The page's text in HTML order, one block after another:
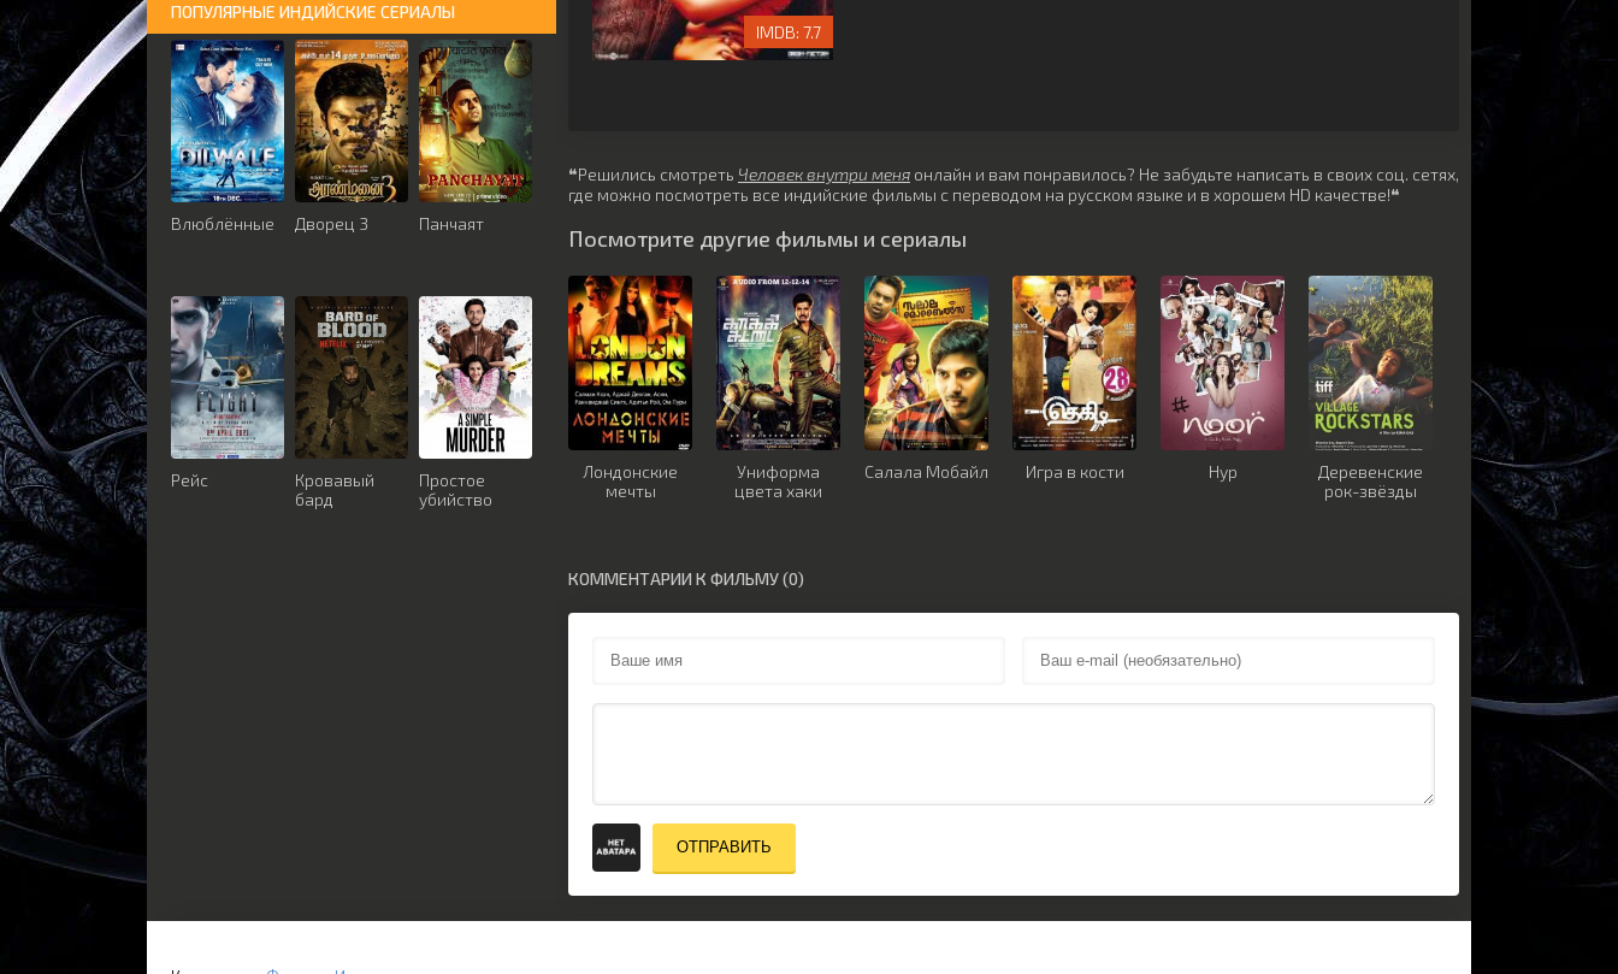
7.7
❝Решились смотреть Человек внутри меня онлайн и вам понравилось? Не забудьте написать в своих соц. сетях,
где можно посмотреть все индийские фильмы с переводом на русском языке и в хорошем HD качестве!❝
Посмотрите другие фильмы и сериалы
Лондонские
мечты
Униформа
цвета хаки
Салала Мобайл Игра в кости Нур
Деревенские
рок-звёзды
КОММЕНТАРИИ К ФИЛЬМУ (0)
ОТПРАВИТЬ
ПОПУЛЯРНЫЕ ИНДИЙСКИЕ СЕРИАЛЫ
Влюблённые Дворец 3 Панчаят
Рейс
Кровавый
бард
Простое
убийство